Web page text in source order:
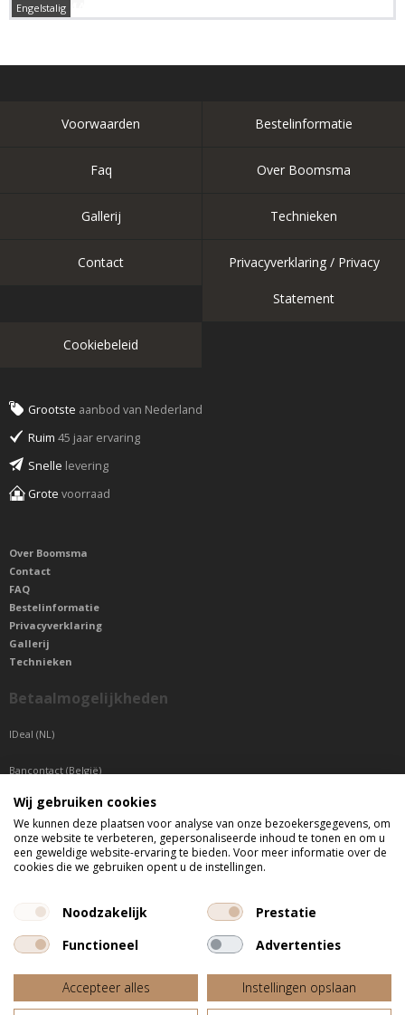
Engelstalig
Voorwaarden Bestelinformatie
Faq Over Boomsma
Gallerij Technieken
Contact Privacyverklaring / Privacy
Statement
Cookiebeleid
Grootste aanbod van Nederland
Ruim 45 jaar ervaring
Snelle levering
Grote voorraad
Over Boomsma
Contact
FAQ
Bestelinformatie
Privacyverklaring
Gallerij
Technieken
Betaalmogelijkheden
IDeal (NL)
Bancontact (België)
Sepa betaling (Overige landen)
Telefonisch bereikbaar
Website door
Fastware
Wij gebruiken cookies
We kunnen deze plaatsen voor analyse van onze bezoekersgegevens, om
onze website te verbeteren, gepersonaliseerde inhoud te tonen en om u
een geweldige website-ervaring te bieden. Voor meer informatie over de
cookies die we gebruiken opent u de instellingen.
Noodzakelijk
Prestatie
Functioneel
Advertenties
Accepteer alles
Instellingen opslaan